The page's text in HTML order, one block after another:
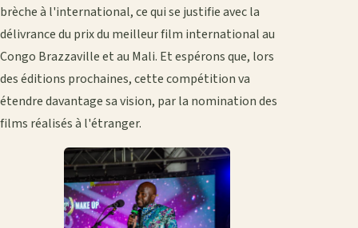
brèche à l'international, ce qui se justifie avec la
délivrance du prix du meilleur film international au
Congo Brazzaville et au Mali. Et espérons que, lors
des éditions prochaines, cette compétition va
étendre davantage sa vision, par la nomination des
films réalisés à l'étranger.